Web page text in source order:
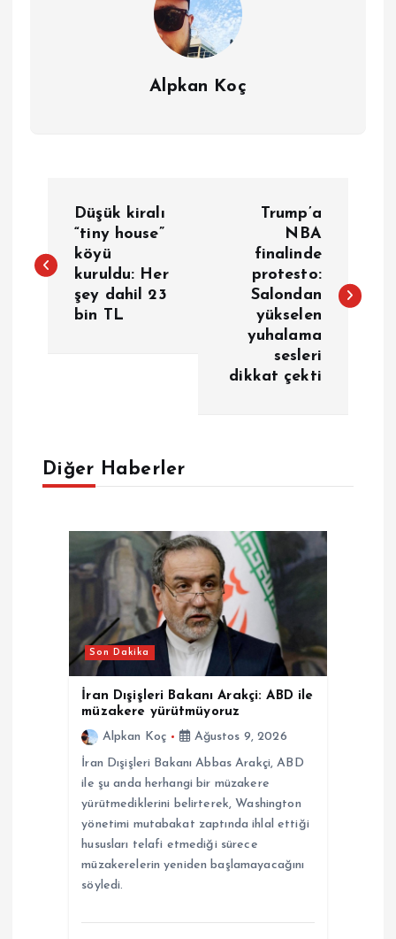
Alpkan Koç
z
z
Düşük kiralı
“tiny house”
köyü
kuruldu: Her
şey dahil 23
bin TL
Trump’a
NBA
finalinde
protesto:
Salondan
yükselen
yuhalama
sesleri
dikkat çekti
Diğer Haberler
Son Dakika
İran Dışişleri Bakanı Arakçi: ABD ile
müzakere yürütmüyoruz
Alpkan Koç
Ağustos 9, 2026
İran Dışişleri Bakanı Abbas Arakçi, ABD
ile şu anda herhangi bir müzakere
yürütmediklerini belirterek, Washington
yönetimi mutabakat zaptında ihlal ettiği
hususları telafi etmediği sürece
müzakerelerin yeniden başlamayacağını
söyledi.